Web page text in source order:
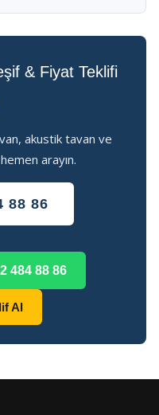
& Fiyat Teklifi
akustik tavan ve
arayın.
88 86
484 88 86
Al